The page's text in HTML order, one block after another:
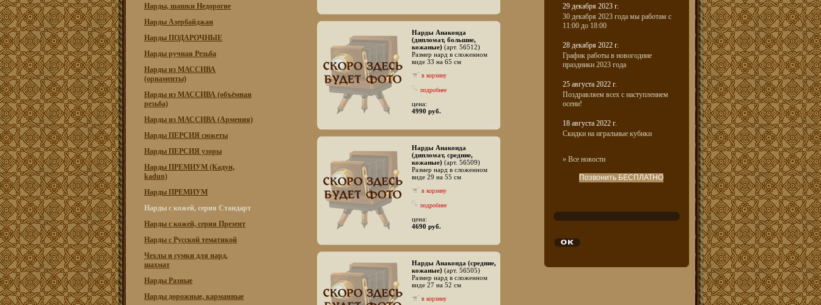
Нарды, шашки Недорогие
Нарды Азербайджан
Нарды ПОДАРОЧНЫЕ
Нарды ручная Резьба
Нарды из МАССИВА
(орнаменты)
Нарды из МАССИВА (объёмная
резьба)
Нарды из МАССИВА (Армения)
Нарды ПЕРСИЯ сюжеты
Нарды ПЕРСИЯ узоры
Нарды ПРЕМИУМ (Кадун,
kadun)
Нарды ПРЕМИУМ
Нарды с кожей, серия Стандарт
Нарды с кожей, серия Презент
Нарды с Русской тематикой
Чехлы и сумки для нард,
шахмат
Нарды Разные
Нарды дорожные, карманные
Нарды Анаконда
(дипломат, большие,
кожаные) (арт. 56512)
Размер нард в сложенном
виде 33 на 65 см
в корзину
подробнее
цена:
4990 руб.
Нарды Анаконда
(дипломат, средние,
кожаные) (арт. 56509)
Размер нард в сложенном
виде 29 на 55 см
в корзину
подробнее
цена:
4690 руб.
Нарды Анаконда (средние,
кожаные) (арт. 56505)
Размер нард в сложенном
виде 27 на 52 см
в корзину
29 декабря 2023 г.
30 декабря 2023 года мы работам с
11:00 до 18:00
28 декабря 2022 г.
График работы в новогодние
праздники 2023 года
25 августа 2022 г.
Поздравляем всех с наступлением
осени!
18 августа 2022 г.
Скидки на игральные кубики
» Все новости
Позвонить БЕСПЛАТНО